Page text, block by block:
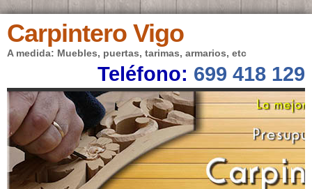
Carpintero Vigo
A medida: Muebles, puertas, tarimas, armarios, etc
Teléfono: 699 418 129